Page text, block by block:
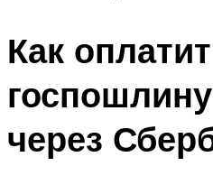
Как оплатит
через